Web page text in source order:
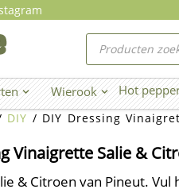
Producten
zoeken
Open Postkaarten
Wierook Open Wierook
Hot
DIY / DIY Dressing
Vinaigrette Salie &
& Citroen van Pineut.